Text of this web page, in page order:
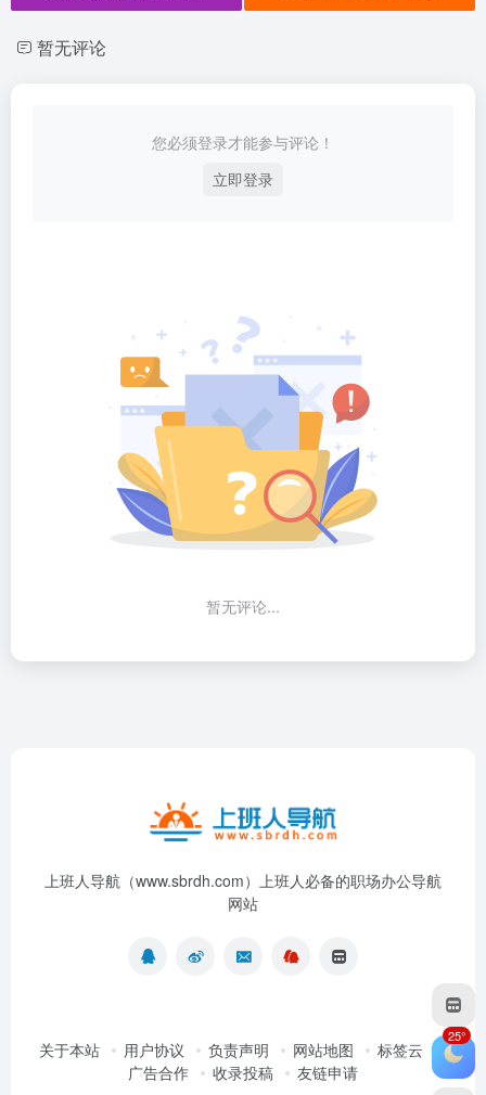
暂无评论
您必须登录才能参与评论！
立即登录
暂无评论...
上班人导航（www.sbrdh.com）上班人必备的职场办公导航
网站
关于本站 用户协议 负责声明 网站地图
标签云
广告合作
收录投稿 友链申请
25°